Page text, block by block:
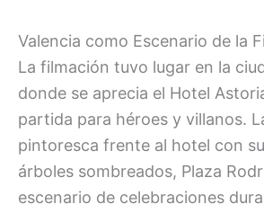
Valencia como Escenario de la
La filmación tuvo lugar en la
donde se aprecia el Hotel
partida para héroes y villanos.
pintoresca frente al hotel con
árboles sombreados, Plaza
escenario de celebraciones